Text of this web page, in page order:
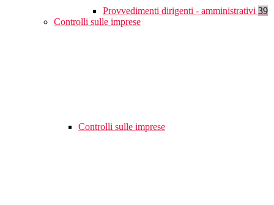
Provvedimenti dirigenti - amministrativi 39
Controlli sulle imprese
Controlli sulle imprese